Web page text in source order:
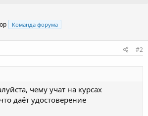
Команда форума
#2
чему учат на курсах
даёт удостоверение